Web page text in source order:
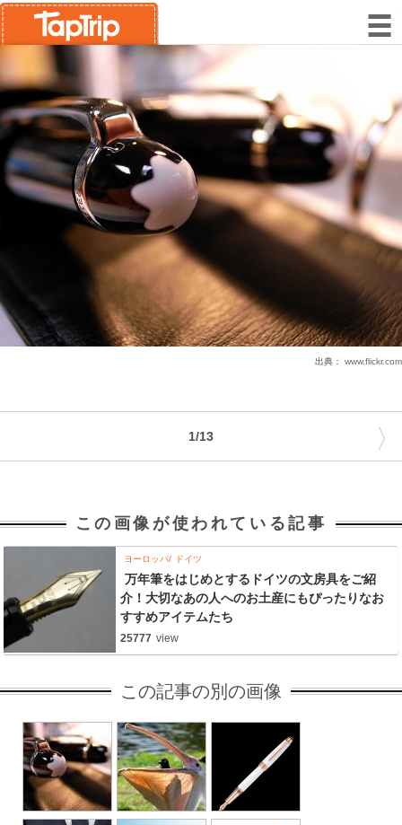
出典： www.flickr.com
1/13 〉
この画像が使われている記事
ヨーロッパ ドイツ
万年筆をはじめとするドイツの文房具をご紹
介！大切なあの人へのお土産にもぴったりなお
すすめアイテムたち
25777 view
この記事の別の画像